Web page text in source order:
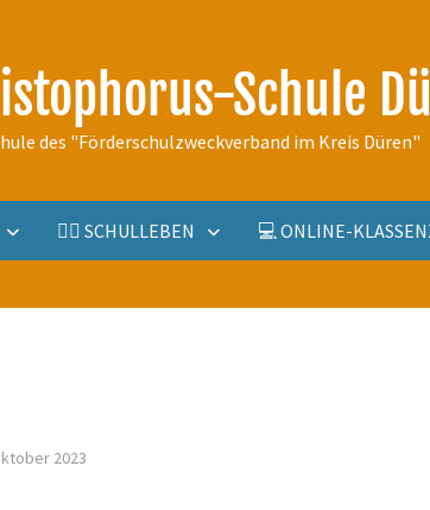
Schule
des "Förderschulzweckverband im Kreis Düren"
🤹‍♀️ SCHULLEBEN 💻 ONLINE-
2023